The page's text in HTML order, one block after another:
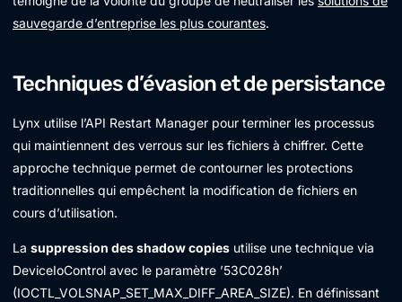
sauvegarde d’entreprise les plus courantes.
Techniques d’évasion et de persistance
Lynx utilise l’API Restart Manager pour terminer les processus
qui maintiennent des verrous sur les fichiers à chiffrer. Cette
approche technique permet de contourner les protections
traditionnelles qui empêchent la modification de fichiers en
cours d’utilisation.
La suppression des shadow copies utilise une technique via
DeviceIoControl avec le paramètre ’53C028h’
(IOCTL_VOLSNAP_SET_MAX_DIFF_AREA_SIZE). En définissant